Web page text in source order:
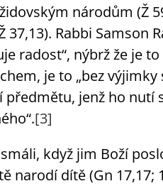
národům (Ž
37,13). Rabbi Samson
radost“, nýbrž že je
je to „bez
jenž ho nutí
[3]
když jim Boží
narodí dítě (Gn